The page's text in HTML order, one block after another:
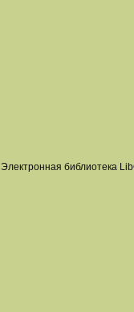
Электронная библиотека